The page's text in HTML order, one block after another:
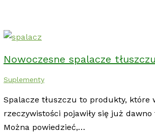
Nowoczesne spalacze tłuszczu
Suplementy
Spalacze tłuszczu to produkty, które
rzeczywistości pojawiły się już dawno
Można powiedzieć,…